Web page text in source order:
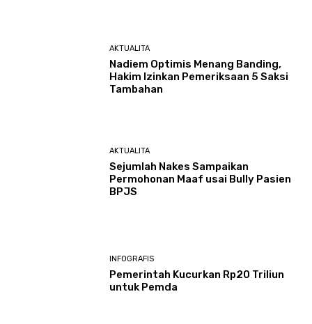
AKTUALITA
Nadiem Optimis Menang Banding,
Hakim Izinkan Pemeriksaan 5 Saksi
Tambahan
AKTUALITA
Sejumlah Nakes Sampaikan
Permohonan Maaf usai Bully Pasien
BPJS
INFOGRAFIS
Pemerintah Kucurkan Rp20 Triliun
untuk Pemda